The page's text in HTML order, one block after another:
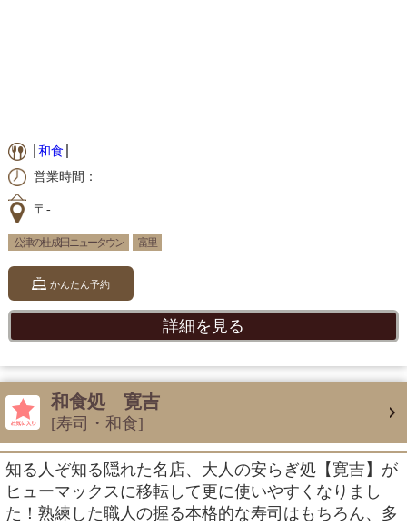
和食
営業時間：
〒-
公津の杜 成田ニュータウン 富里
かんたん予約
詳細を見る
和食処 寛吉
[寿司・和食]
知る人ぞ知る隠れた名店、大人の安らぎ処【寛吉】が
ヒューマックスに移転して更に使いやすくなりまし
た！熟練した職人の握る本格的な寿司はもちろん、多